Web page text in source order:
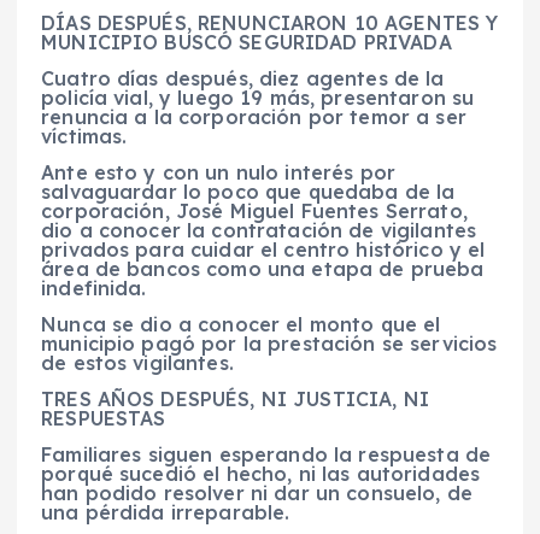
DÍAS DESPUÉS, RENUNCIARON 10 AGENTES Y
MUNICIPIO BUSCÓ SEGURIDAD PRIVADA
Cuatro días después, diez agentes de la
policía vial, y luego 19 más, presentaron su
renuncia a la corporación por temor a ser
víctimas.
Ante esto y con un nulo interés por
salvaguardar lo poco que quedaba de la
corporación, José Miguel Fuentes Serrato,
dio a conocer la contratación de vigilantes
privados para cuidar el centro histórico y el
área de bancos como una etapa de prueba
indefinida.
Nunca se dio a conocer el monto que el
municipio pagó por la prestación se servicios
de estos vigilantes.
TRES AÑOS DESPUÉS, NI JUSTICIA, NI
RESPUESTAS
Familiares siguen esperando la respuesta de
porqué sucedió el hecho, ni las autoridades
han podido resolver ni dar un consuelo, de
una pérdida irreparable.